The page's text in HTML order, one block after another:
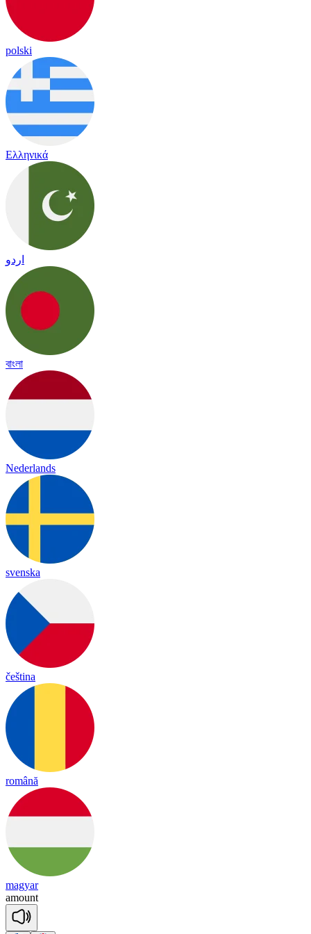
polski
Ελληνικά
اردو
বাংলা
Nederlands
svenska
čeština
română
magyar
amount